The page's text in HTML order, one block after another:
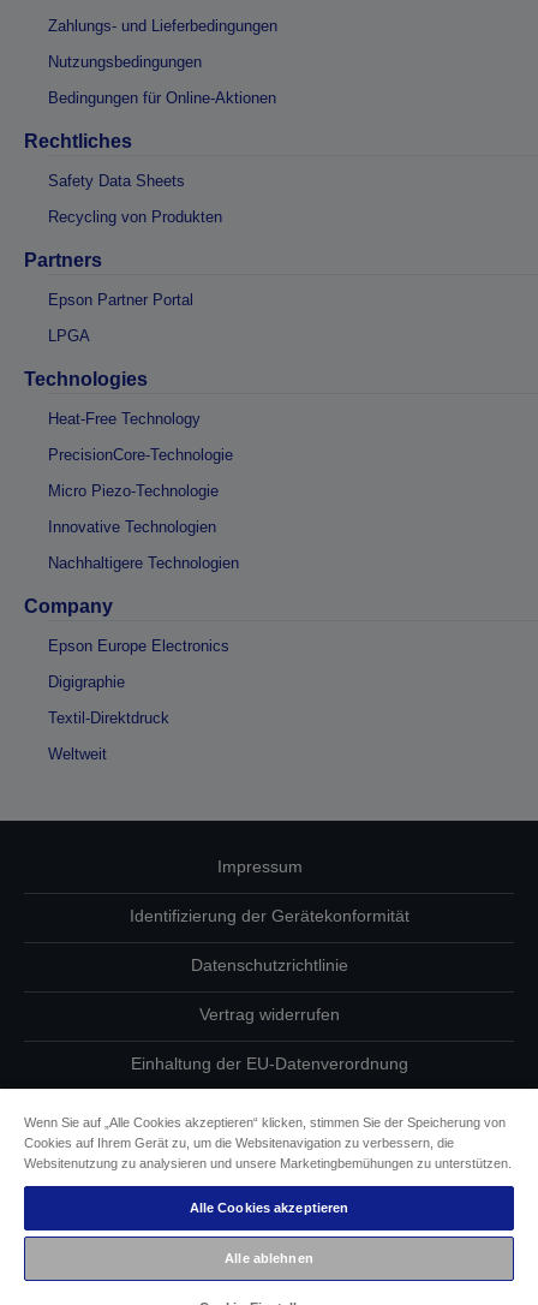
Zahlungs- und Lieferbedingungen
Nutzungsbedingungen
Bedingungen für Online-Aktionen
Rechtliches
Safety Data Sheets
Recycling von Produkten
Partners
Epson Partner Portal
LPGA
Technologies
Heat-Free Technology
PrecisionCore-Technologie
Micro Piezo-Technologie
Innovative Technologien
Nachhaltigere Technologien
Company
Epson Europe Electronics
Digigraphie
Textil-Direktdruck
Weltweit
Impressum
Identifizierung der Gerätekonformität
Datenschutzrichtlinie
Vertrag widerrufen
Einhaltung der EU-Datenverordnung
Informationen zu Cookies
Epson Engagement für Barrierefreiheit
Copyright © 2026 Seiko Epson
Wenn Sie auf „Alle Cookies akzeptieren“ klicken, stimmen Sie der Speicherung von
Cookies auf Ihrem Gerät zu, um die Websitenavigation zu verbessern, die
Websitenutzung zu analysieren und unsere Marketingbemühungen zu unterstützen.
Alle Cookies akzeptieren
Alle ablehnen